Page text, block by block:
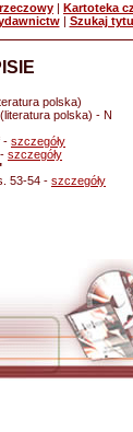
| Kartoteka
| Szukaj
polska)
polska) - N
- szczegóły
szczegóły
53-54 - szczegóły